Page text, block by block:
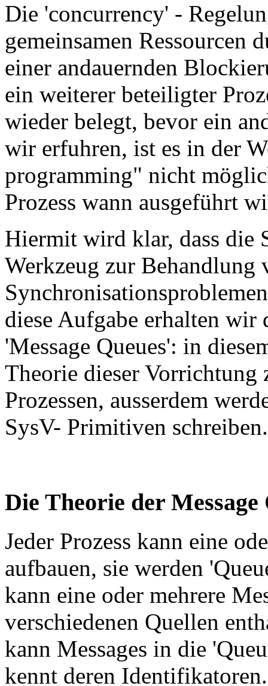
Die 'concurrency' -
gemeinsamen Ressourcen
einer andauernden
ein weiterer beteiligter
wieder belegt, bevor ein
wir erfuhren, ist es in der
programming" nicht
Prozess wann ausgeführt
Hiermit wird klar, dass die
Werkzeug zur Behandlung
diese Aufgabe erhalten
'Message Queues': in
Theorie dieser
Prozessen, ausserdem
SysV- Primitiven schreiben.
Die Theorie der Message
Jeder Prozess kann eine
aufbauen, sie werden
kann eine oder mehrere
verschiedenen Quellen
kann Messages in die
kennt deren